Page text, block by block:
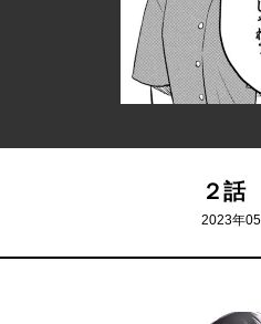
２話
2023年